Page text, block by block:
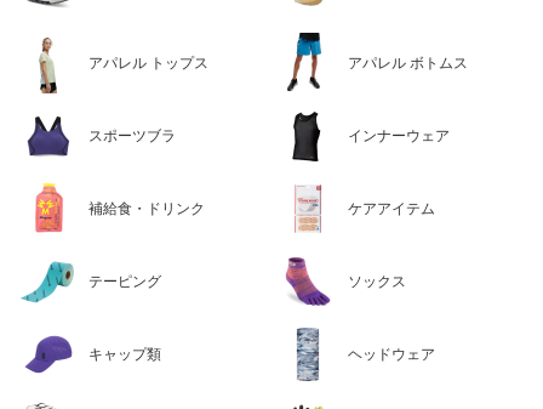
アパレル トップス アパレル ボトムス
スポーツブラ インナーウェア
補給食・ドリンク ケアアイテム
テーピング ソックス
キャップ類 ヘッドウェア